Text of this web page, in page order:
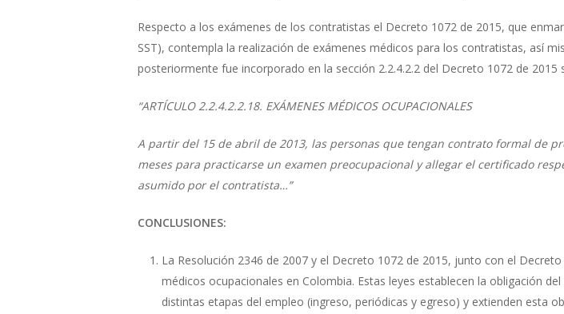
Respecto a los exámenes de los contratistas el Decreto 1072 de 2015, que
SST), contempla la realización de exámenes médicos para los contratistas, así
posteriormente fue incorporado en la sección 2.2.4.2.2 del Decreto 1072 de
“ARTÍCULO 2.2.4.2.2.18. EXÁMENES MÉDICOS OCUPACIONALES
A partir del 15 de abril de 2013, las personas que tengan contrato formal de
meses para practicarse un examen preocupacional y allegar el certificado
asumido por el contratista…”
CONCLUSIONES:
La Resolución 2346 de 2007 y el Decreto 1072 de 2015, junto con el
médicos ocupacionales en Colombia. Estas leyes establecen la obligación
distintas etapas del empleo (ingreso, periódicas y egreso) y extienden esta